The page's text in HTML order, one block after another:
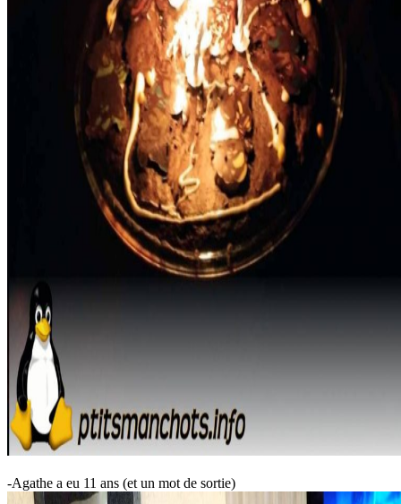
-Agathe a eu 11 ans (et un mot de sortie)